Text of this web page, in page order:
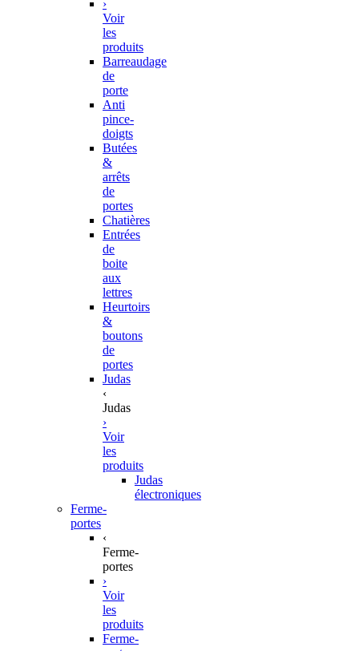
›
Voir
les
produits
Barreaudage
de
porte
Anti
pince-
doigts
Butées
&
arrêts
de
portes
Chatières
Entrées
de
boite
aux
lettres
Heurtoirs
&
boutons
de
portes
Judas
‹
Judas
›
Voir
les
produits
Judas
électroniques
Ferme-
portes
‹
Ferme-
portes
›
Voir
les
produits
Ferme-